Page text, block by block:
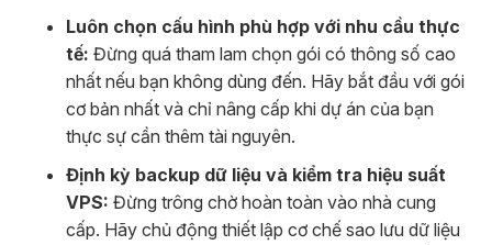
Luôn chọn cấu hình phù hợp với nhu cầu thực
tế: Đừng quá tham lam chọn gói có thông số cao
nhất nếu bạn không dùng đến. Hãy bắt đầu với gói
cơ bản nhất và chỉ nâng cấp khi dự án của bạn
thực sự cần thêm tài nguyên.
Định kỳ backup dữ liệu và kiểm tra hiệu suất
VPS: Đừng trông chờ hoàn toàn vào nhà cung
cấp. Hãy chủ động thiết lập cơ chế sao lưu dữ liệu